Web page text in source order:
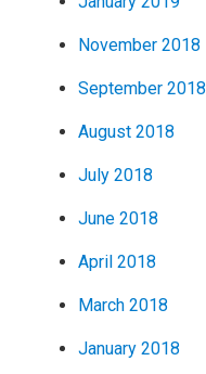
November 2018
September 2018
August 2018
July 2018
June 2018
April 2018
March 2018
January 2018